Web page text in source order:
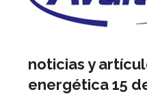
noticias y
energética 15